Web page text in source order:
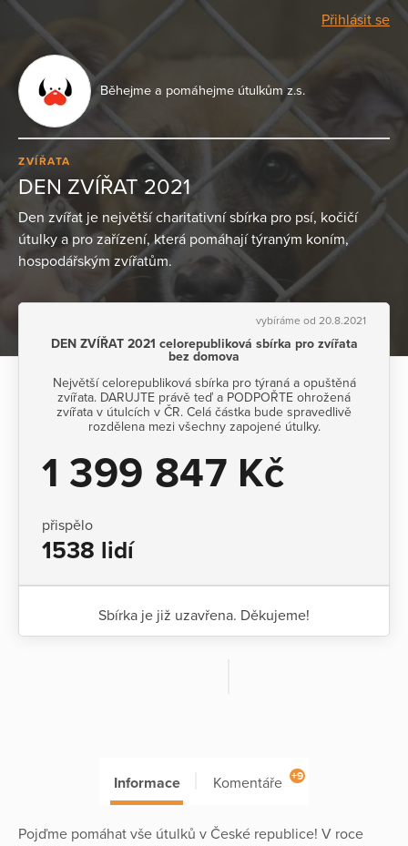
Přihlásit se
Běhejme a pomáhejme útulkům z.s.
ZVÍŘATA
DEN ZVÍŘAT 2021
Den zvířat je největší charitativní sbírka pro psí, kočičí
útulky a pro zařízení, která pomáhají týraným koním,
hospodářským zvířatům.
vybíráme od 20.8.2021
DEN ZVÍŘAT 2021 celorepubliková sbírka pro zvířata
bez domova
Největší celorepubliková sbírka pro týraná a opuštěná
zvířata. DARUJTE právě teď a PODPOŘTE ohrožená
zvířata v útulcích v ČR. Celá částka bude spravedlivě
rozdělena mezi všechny zapojené útulky.
1 399 847 Kč
přispělo
1538 lidí
Sbírka je již uzavřena. Děkujeme!
Informace Komentáře +9
Pojďme pomáhat vše útulků v České republice! V roce